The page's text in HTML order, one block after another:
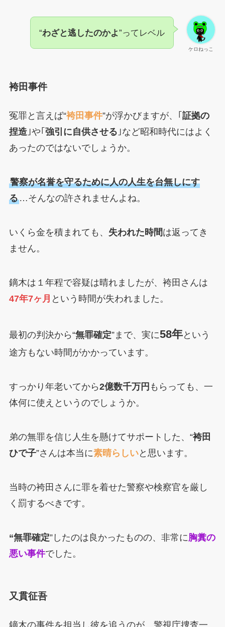
ケロねっこ
“わざと逃したのかよ”ってレベル
袴田事件
冤罪と言えば“袴田事件”が浮かびますが、｢ 証拠の
捏造｣や｢ 強引に自供させる ｣など昭和時代にはよく
あったのではないでしょうか。
警察が名誉を守るために人の人生を台無しにす
る…そんなの許されませんよね。
いくら金を積まれても、 失われた時間は返ってき
ません。
鏑木は１年程で容疑は晴れましたが、袴田さんは
47年7ヶ月 という時間が失われました。
最初の判決から“無罪確定”まで、実に58年という
途方もない時間がかかっています。
すっかり年老いてから2億数千万円 もらっても、一
体何に使えというのでしょうか。
弟の無罪を信じ人生を懸けてサポートした、“袴田
ひで子”さんは本当に素晴らしいと思います。
当時の袴田さんに罪を着せた警察や検察官を厳し
く罰するべきです。
“無罪確定”したのは良かったものの、非常に胸糞の
悪い事件でした。
又貫征吾